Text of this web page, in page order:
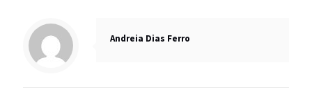
Andreia Dias Ferro